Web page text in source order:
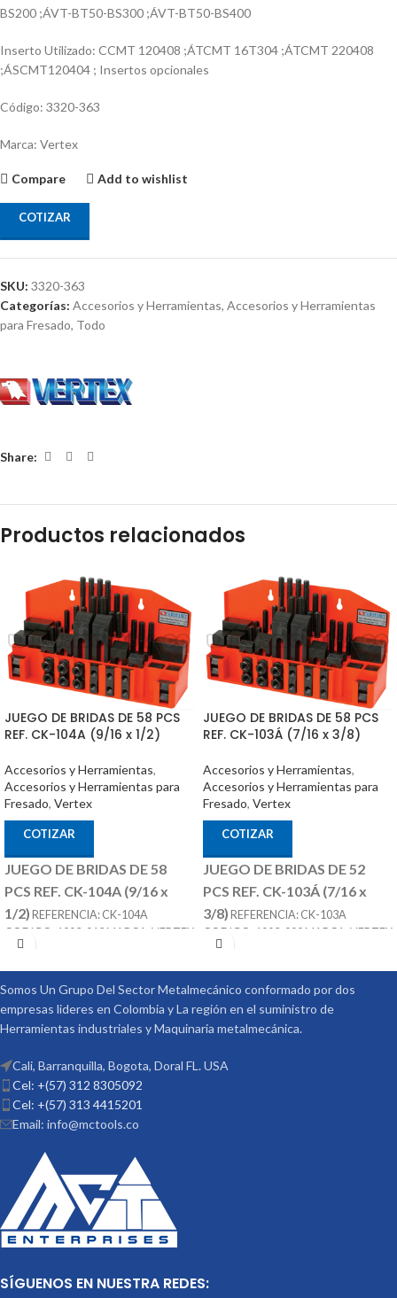
BS200 ;ÁVT-BT50-BS300 ;ÁVT-BT50-BS400
Inserto Utilizado: CCMT 120408 ;ÁTCMT 16T304 ;ÁTCMT 220408
;ÁSCMT120404 ; Insertos opcionales
Código: 3320-363
Marca: Vertex
Compare Add to wishlist
COTIZAR
SKU: 3320-363
Categorías: Accesorios y Herramientas, Accesorios y Herramientas
para Fresado, Todo
Share:
Productos relacionados
JUEGO DE BRIDAS DE 58 PCS
REF. CK-104A (9/16 x 1/2)
Accesorios y Herramientas,
Accesorios y Herramientas para
Fresado, Vertex
COTIZAR
JUEGO DE BRIDAS DE 58
PCS REF. CK-104A (9/16 x
1/2) REFERENCIA: CK-104A
CODIGO: 1003-012 MARCA: VERTEX
SE COMPONES DE 58 PIEZAS T SLOT
JUEGO DE BRIDAS DE 58 PCS
REF. CK-103Á (7/16 x 3/8)
Accesorios y Herramientas,
Accesorios y Herramientas para
Fresado, Vertex
COTIZAR
JUEGO DE BRIDAS DE 52
PCS REF. CK-103Á (7/16 x
3/8) REFERENCIA: CK-103A
CODIGO: 1003-009 MARCA: VERTEX
SE COMPONES DE 58 PIEZAS T SLOT
Somos Un Grupo Del Sector Metalmecánico conformado por dos
empresas lideres en Colombia y La región en el suministro de
Herramientas industriales y Maquinaria metalmecánica.
Cali, Barranquilla, Bogota, Doral FL. USA
Cel: +(57) 312 8305092
Cel: +(57) 313 4415201
Email: info@mctools.co
SÍGUENOS EN NUESTRA REDES: